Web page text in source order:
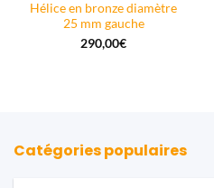
Hélice en bronze diamètre
25 mm gauche
290,00€
Catégories populaires